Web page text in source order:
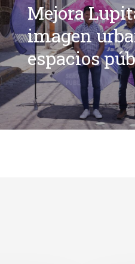
Mejora
imagen
espacios